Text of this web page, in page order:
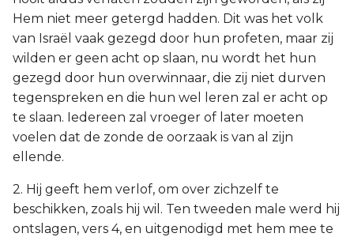
Hem niet meer getergd hadden. Dit was het volk
van Israël vaak gezegd door hun profeten, maar zij
wilden er geen acht op slaan, nu wordt het hun
gezegd door hun overwinnaar, die zij niet durven
tegenspreken en die hun wel leren zal er acht op
te slaan. Iedereen zal vroeger of later moeten
voelen dat de zonde de oorzaak is van al zijn
ellende.
2. Hij geeft hem verlof, om over zichzelf te
beschikken, zoals hij wil. Ten tweeden male werd hij
ontslagen, vers 4, en uitgenodigd met hem mee te